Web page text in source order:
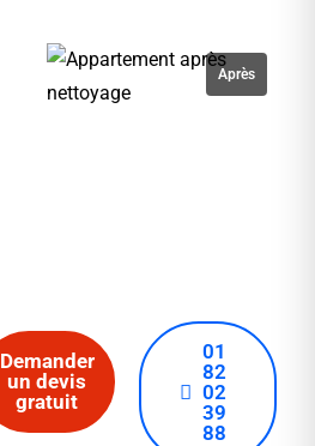
Après
Demander
un devis
gratuit
01
82
02
39
88